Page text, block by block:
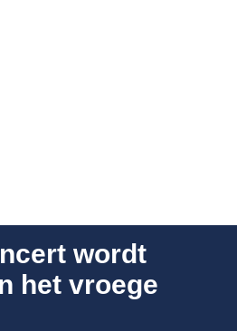
wordt
het vroege